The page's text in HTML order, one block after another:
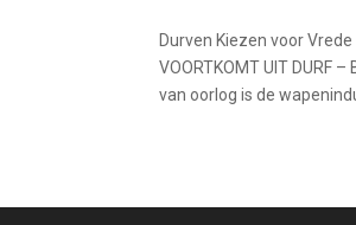
Durven Kiezen voor Vrede
VOORTKOMT UIT DURF
van oorlog is de